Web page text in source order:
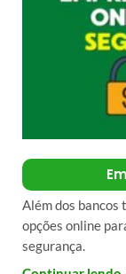
Além dos
opções online
segurança.